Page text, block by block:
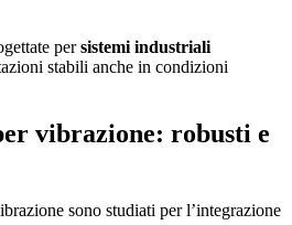
persistemi industriali
stabili anche in condizioni
vibrazione: robusti e
sono studiati per l’integrazione